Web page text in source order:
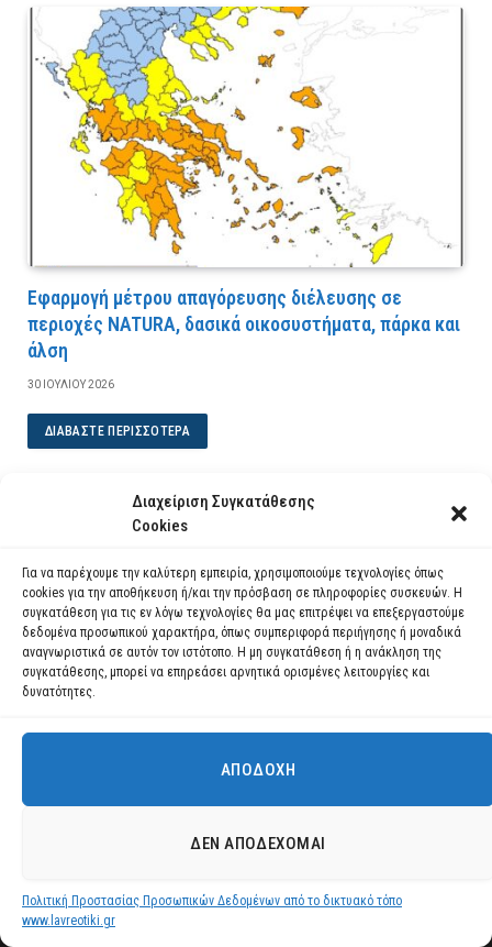
Διαχείριση Συγκατάθεσης
Cookies
Για να παρέχουμε την καλύτερη εμπειρία, χρησιμοποιούμε τεχνολογίες όπως
cookies για την αποθήκευση ή/και την πρόσβαση σε πληροφορίες συσκευών. Η
συγκατάθεση για τις εν λόγω τεχνολογίες θα μας επιτρέψει να επεξεργαστούμε
δεδομένα προσωπικού χαρακτήρα, όπως συμπεριφορά περιήγησης ή μοναδικά
αναγνωριστικά σε αυτόν τον ιστότοπο. Η μη συγκατάθεση ή η ανάκληση της
συγκατάθεσης, μπορεί να επηρεάσει αρνητικά ορισμένες λειτουργίες και
δυνατότητες.
ΑΠΟΔΟΧΉ
ΔΕΝ ΑΠΟΔΈΧΟΜΑΙ
Πολιτική Προστασίας Προσωπικών Δεδομένων από το δικτυακό τόπο
www.lavreotiki.gr
Εφαρμογή μέτρου απαγόρευσης διέλευσης σε
περιοχές NATURA, δασικά οικοσυστήματα, πάρκα και
άλση
30 ΙΟΥΛΊΟΥ 2026
ΔΙΑΒΆΣΤΕ ΠΕΡΙΣΣΌΤΕΡΑ
Ανακοίνωση ΣΟΧ 1/2026 για την πρόσληψη με
σύμβαση εργασίας ιδιωτικού δικαίου ορισμένου
χρόνου, συνολικά τεσσάρων (4) ατόμων, για την
YΠOBOΛHΣ AITHΣEΩN AΠO 29/07/2026 EΩΣ KAI
Χρησιμοποιούμε cookies για να σας προσφέρουμε τη βέλτιστη εμπειρία
πλοήγησης στον ιστότοπό μας.
ρυθμίσεις
Αποδοχή